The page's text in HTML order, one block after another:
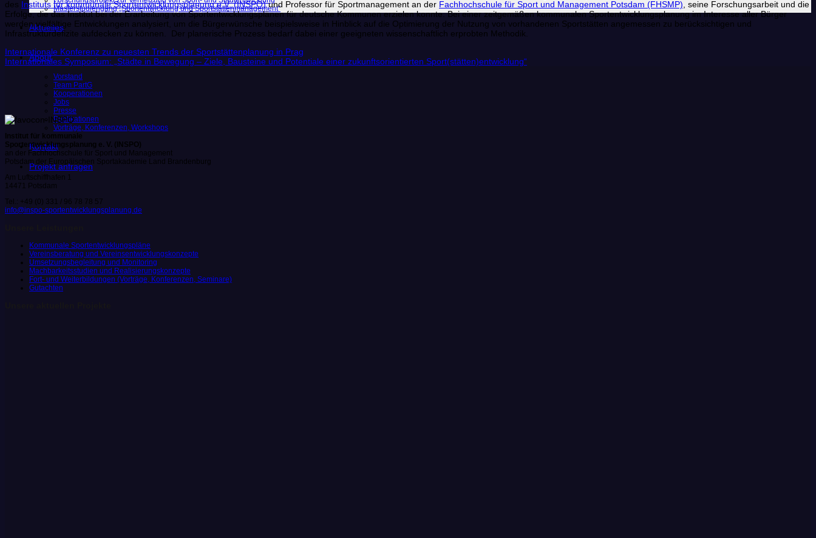
Masterstudiengang „Sportentwicklung und Sportstättenmanagement“
Aktuelles
About
Vorstand
Team PartG
Kooperationen
Jobs
Presse
Publikationen
Vorträge, Konferenzen, Workshops
Kontakt
Projekt anfragen
des Instituts für kommunale Sportentwicklungsplanung e.V. (INSPO)und Professor für Sportmanagement an der Fachhochschule für Sport und Management Potsdam (FHSMP) , seine Forschungsarbeit und die
Erfolge, die das Institut bei der Erarbeitung von Sportentwicklungsplänen für deutsche Kommunen erzielen konnte. Bei einer zeitgemäßen kommunalen Sportentwicklungsplanung im Interesse aller Bürger
werden vielfältige Entwicklungen analysiert, um die Bürgerwünsche beispielsweise in Hinblick auf die Optimierung der Nutzung von vorhandenen Sportstätten angemessen zu berücksichtigen und
Infrastrukturdefizite aufdecken zu können. Der planerische Prozess bedarf dabei einer geeigneten wissenschaftlich erprobten Methodik.
Internationale Konferenz zu neuesten Trends der Sportstättenplanung in Prag
Internationales Symposium: „Städte in Bewegung – Ziele, Bausteine und Potentiale einer zukunftsorientierten Sport(stätten)entwicklung“
Institut für kommunale
Sportentwicklungsplanung e. V. (INSPO)
an der Fachhochschule für Sport und Management
Potsdam der Europäischen Sportakademie Land Brandenburg
Am Luftschiffhafen 1
14471 Potsdam
Tel.: +49 (0) 331 / 96 78 78 57
info@inspo-sportentwicklungsplanung.de
Kommunale Sportentwicklungspläne
Vereinsberatung und Vereinsentwicklungskonzepte
Umsetzungsbegleitung und Monitoring
Machbarkeitsstudien und Realisierungskonzepte
Fort- und Weiterbildungen (Vorträge, Konferenzen, Seminare)
Gutachten